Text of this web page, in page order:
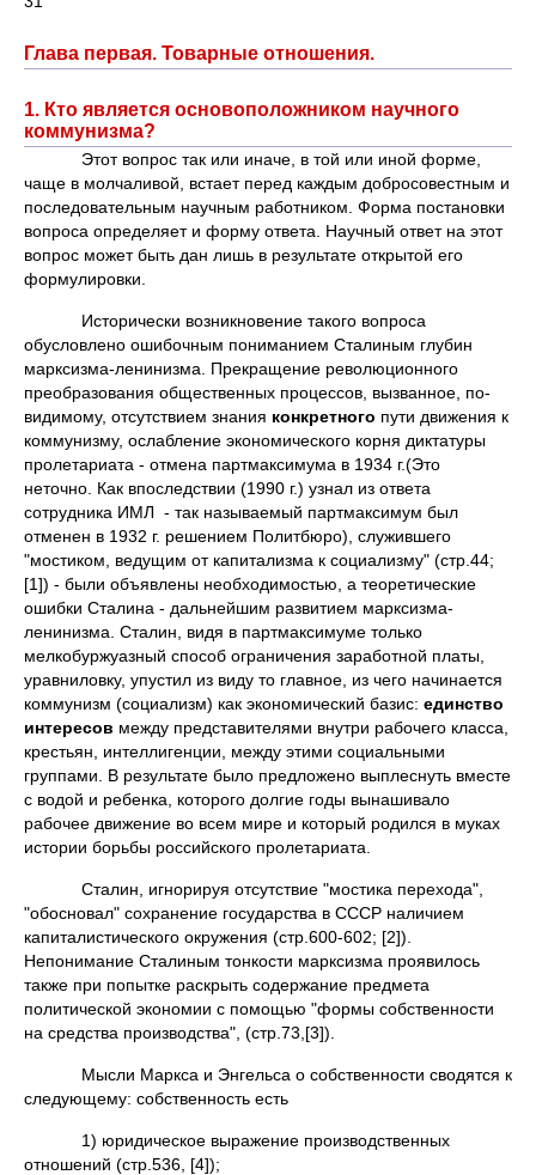
Глава первая. Товарные отношения.
1. Кто является основоположником научного
коммунизма?
Этот вопрос так или иначе, в той или иной форме,
чаще в молчаливой, встает перед каждым добросовестным и
последовательным научным работником. Форма постановки
вопроса определяет и форму ответа. Научный ответ на этот
вопрос может быть дан лишь в результате открытой его
формулировки.
Исторически возникновение такого вопроса
обусловлено ошибочным пониманием Сталиным глубин
марксизма-ленинизма. Прекращение революционного
преобразования общественных процессов, вызванное, по-
видимому, отсутствием знания конкретного пути движения к
коммунизму, ослабление экономического корня диктатуры
пролетариата - отмена партмаксимума в 1934 г.(Это
неточно. Как впоследствии (1990 г.) узнал из ответа
сотрудника ИМЛ - так называемый партмаксимум был
отменен в 1932 г. решением Политбюро), служившего
"мостиком, ведущим от капитализма к социализму" (стр.44;
[1]) - были объявлены необходимостью, а теоретические
ошибки Сталина - дальнейшим развитием марксизма-
ленинизма. Сталин, видя в партмаксимуме только
мелкобуржуазный способ ограничения заработной платы,
уравниловку, упустил из виду то главное, из чего начинается
коммунизм (социализм) как экономический базис: единство
интересов между представителями внутри рабочего класса,
крестьян, интеллигенции, между этими социальными
группами. В результате было предложено выплеснуть вместе
с водой и ребенка, которого долгие годы вынашивало
рабочее движение во всем мире и который родился в муках
истории борьбы российского пролетариата.
Сталин, игнорируя отсутствие "мостика перехода",
"обосновал" сохранение государства в СССР наличием
капиталистического окружения (стр.600-602; [2]).
Непонимание Сталиным тонкости марксизма проявилось
также при попытке раскрыть содержание предмета
политической экономии с помощью "формы собственности
на средства производства", (стр.73,[3]).
Мысли Маркса и Энгельса о собственности сводятся к
следующему: собственность есть
1) юридическое выражение производственных
отношений (стр.536, [4]);